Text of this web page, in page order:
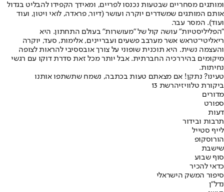
ומותגים מסחריים שבטעות נכנסו לפריים, ומאידך הקפידו להבליט בגדול
אותם המותגים שמשדרים יוקרה ועושר (דיור, פראדה, לואי ויטון, ועוד
ועוד). המסר עבר.
"הפליליסטיות" עושה קול של "מעושרות" בעולם התחתון. היא
ריאליטי־טראש אשר מערבב פשעים ועבריינים, אלימות, סעד, יוקרה
והעצמה נשית. היא תוכנית שופוני על צורך אובססיבי להראות לצופה
מיקומים בהיררכיה החברתית. אבל יותר מכל זאת סדרת דוקו עם רגשי
נחיתות.
טעינו? נתקן! אם מצאתם טעות בכתבה, נשמח שתשתפו אותנו
ביקורת טלוויזיהרשת 13
מדורים
ספורט
דעות
תרבות ובידור
לייף סטייל
הורוסקופ
שישבת
סוף שבוע
כדאי להכיר
סיפור המשק הישראלי
נדל"ן